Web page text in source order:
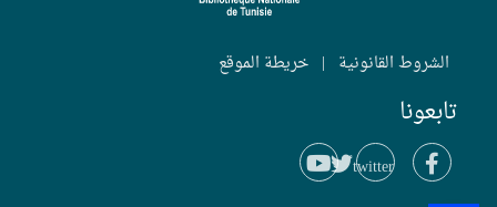
الشروط القانونية | خريطة الموقع
تابعونا
twitter